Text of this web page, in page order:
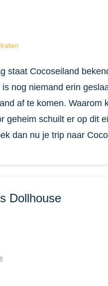
staat Cocoseiland
nog niemand erin
af te komen. Waarom
geheim schuilt er op dit
dan nu je trip naar
Dollhouse